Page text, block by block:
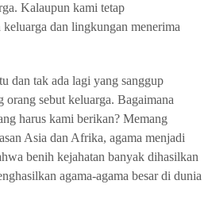
Kalaupun kami tetap
dan lingkungan menerima
dan tak ada lagi yang sanggup
sebut keluarga. Bagaimana
harus kami berikan? Memang
Asia dan Afrika, agama menjadi
benih kejahatan banyak dihasilkan
agama-agama besar di dunia